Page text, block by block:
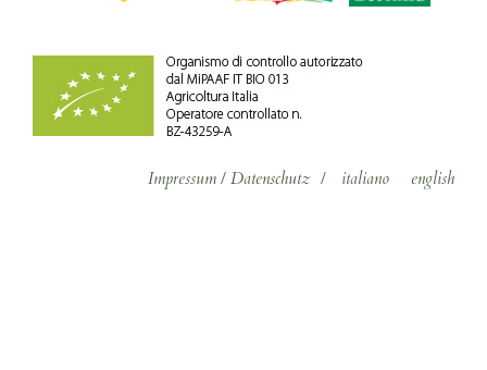
Impressum / Datenschutz / italiano english